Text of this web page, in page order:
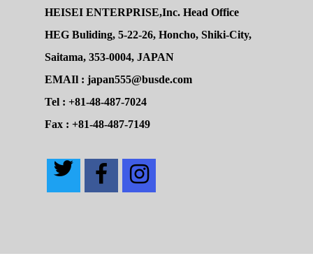
HEISEI ENTERPRISE,Inc. Head Office
HEG Buliding, 5-22-26, Honcho, Shiki-City,
Saitama, 353-0004, JAPAN
EMAIl : japan555@busde.com
Tel : +81-48-487-7024
Fax : +81-48-487-7149